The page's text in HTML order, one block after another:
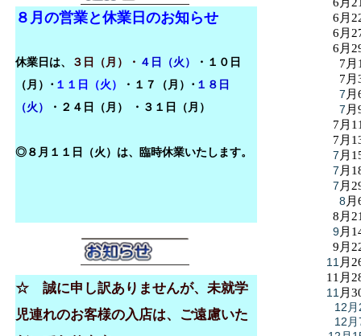
6月
6月
6月
7月
7月
7
7
7月
7月
7 月
7 月
7 月
8
8月
9月
9月
11 月
11月
11 月
12
12
☆ 誠に申し訳ありませんが、未就学
児連れのお客様の入店は、ご遠慮いた
８月の営業と休業日のお知らせ
休業日は、 ３日（月）・ ４日（火）
・１０日
（月）･ １１日（火） ・１７（月）･ １８日
（火）
・ ２４日（月） ・３１日（月）
◎８月１１日（火）は、臨時休業いたします。